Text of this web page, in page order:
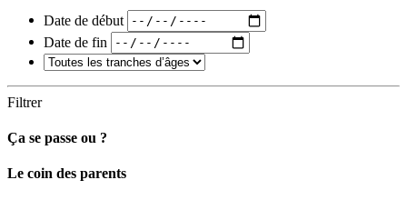
Date de début
Date de fin
Filtrer
Ça se passe ou ?
Carto
Le coin des parents